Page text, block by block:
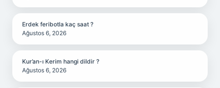
Erdek feribotla kaç saat ?
Ağustos 6, 2026
Kur’an-ı Kerim hangi dildir ?
Ağustos 6, 2026